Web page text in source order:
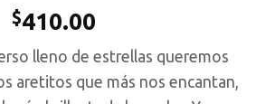
$410.00
lleno de estrellas queremos
aretitos que más nos encantan,